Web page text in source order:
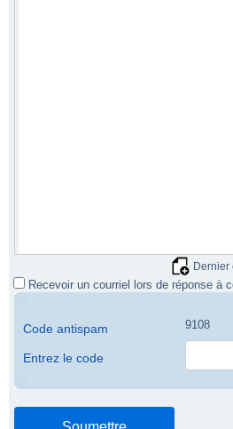
Dernier
Recevoir un courriel lors de réponse à
Code antispam 9108
Entrez le code